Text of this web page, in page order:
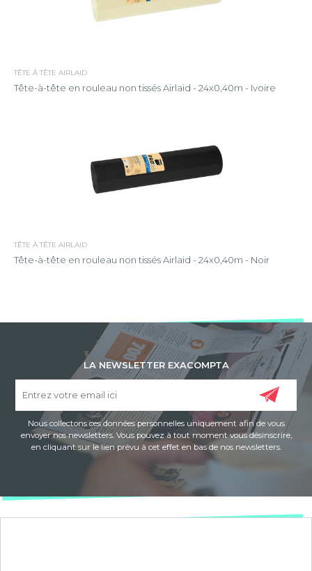
TÊTE À TÊTE AIRLAID
Tête-à-tête en rouleau non tissés Airlaid - 24x0,40m - Ivoire
TÊTE À TÊTE AIRLAID
Tête-à-tête en rouleau non tissés Airlaid - 24x0,40m - Noir
LA NEWSLETTER EXACOMPTA
Nous collectons ces données personnelles uniquement afin de vous
envoyer nos newsletters. Vous pouvez à tout moment vous désinscrire,
en cliquant sur le lien prévu à cet effet en bas de nos newsletters.